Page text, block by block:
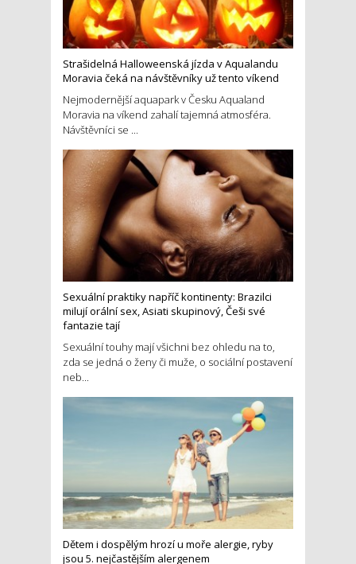
Strašidelná Halloweenská jízda v Aqualandu
Moravia čeká na návštěvníky už tento víkend
Nejmodernější aquapark v Česku Aqualand
Moravia na víkend zahalí tajemná atmosféra.
Návštěvníci se ...
Sexuální praktiky napříč kontinenty: Brazilci
milují orální sex, Asiati skupinový, Češi své
fantazie tají
Sexuální touhy mají všichni bez ohledu na to,
zda se jedná o ženy či muže, o sociální postavení
neb...
Dětem i dospělým hrozí u moře alergie, ryby
jsou 5. nejčastějším alergenem